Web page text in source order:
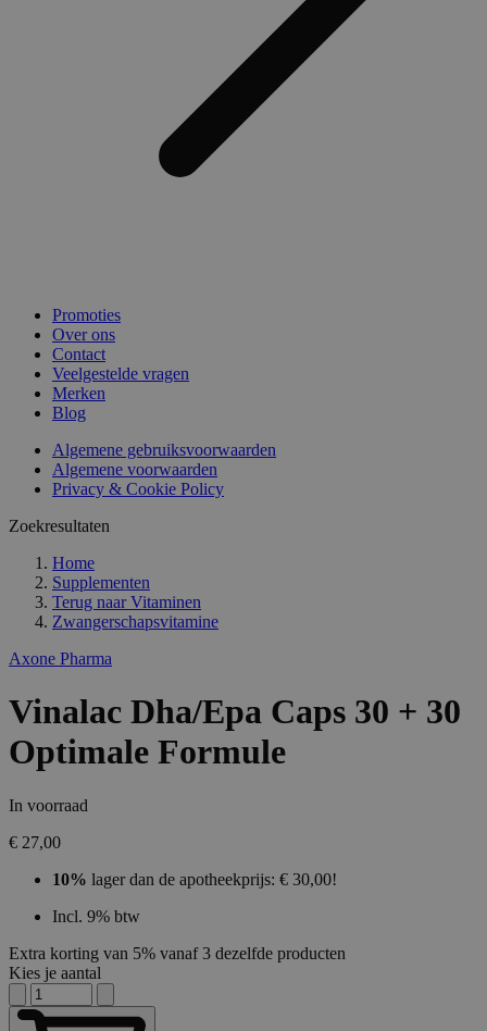
Promoties
Over ons
Contact
Veelgestelde vragen
Merken
Blog
Algemene gebruiksvoorwaarden
Algemene voorwaarden
Privacy & Cookie Policy
Zoekresultaten
Home
Supplementen
Terug naar Vitaminen
Zwangerschapsvitamine
Axone Pharma
Vinalac Dha/Epa Caps 30 + 30
Optimale Formule
In voorraad
€ 27,00
10% lager dan de apotheekprijs: € 30,00!
Incl. 9% btw
Extra korting van 5% vanaf 3 dezelfde producten
Kies je aantal